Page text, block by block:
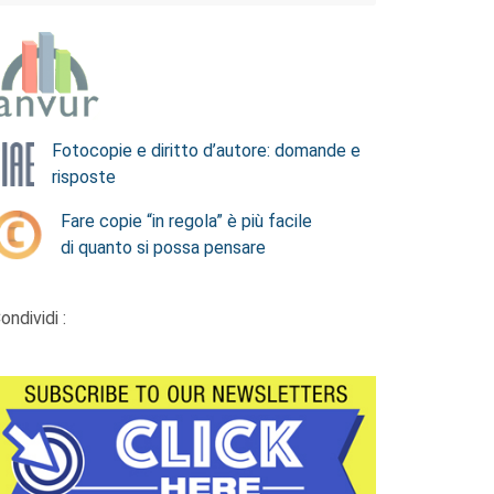
Fotocopie e diritto d’autore: domande e
risposte
Fare copie “in regola” è più facile
di quanto si possa pensare
: